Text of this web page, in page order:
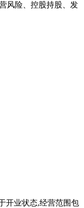
风险、控股持股、发
开业状态,经营范围包